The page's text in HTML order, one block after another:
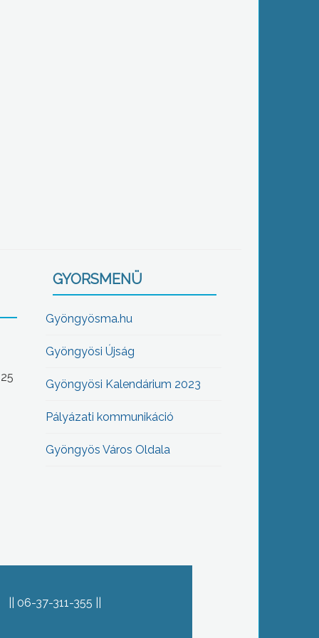
GYORSMENÜ
Gyöngyösma.hu
Gyöngyösi Újság
Gyöngyösi Kalendárium 2023
Pályázati kommunikáció
Gyöngyös Város Oldala
06-37-311-355